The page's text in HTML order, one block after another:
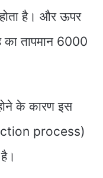
है। और ऊपर
का तापमान 6000
के कारण इस
process)